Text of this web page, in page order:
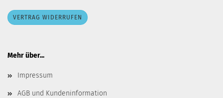
VERTRAG WIDERRUFEN
Mehr über...
Impressum
AGB und Kundeninformation